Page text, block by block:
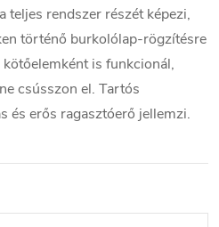
teljes rendszer részét képezi,
történő burkolólap-rögzítésre
is funkcionál,
csússzon el. Tartós
és erős ragasztóerő jellemzi.